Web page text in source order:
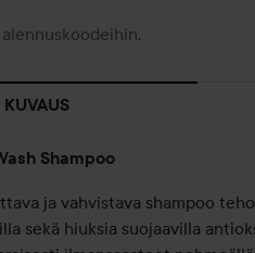
KUVAUS
Shampoo
ja vahvistava shampoo
sekä hiuksia suojaavilla